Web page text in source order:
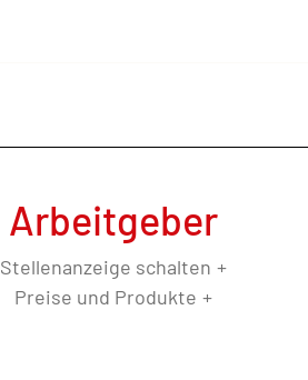
Arbeitgeber
Stellenanzeige schalten
Preise und Produkte